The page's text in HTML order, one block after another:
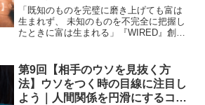
変化から大きなイノベーションを
生み出す組織運営法
「既知のものを完璧に磨き上げても富は
生まれず、 未知のものを不完全に把握し
たときに富は生まれる」『WIRED』創刊
イノベーションが求められ続けているの
です。
第9回【相手のウソを見抜く方
法】ウソをつく時の目線に注目し
よう｜人間関係を円滑にするコミ